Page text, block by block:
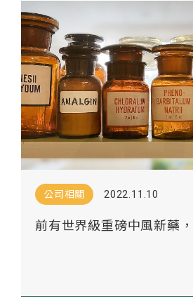
公司相關 2022.11.10
前有世界級重磅中風新藥